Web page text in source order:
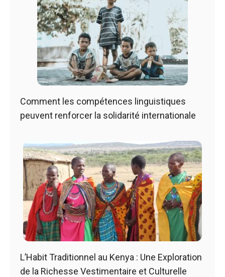
Comment les compétences linguistiques
peuvent renforcer la solidarité internationale
L’Habit Traditionnel au Kenya : Une Exploration
de la Richesse Vestimentaire et Culturelle